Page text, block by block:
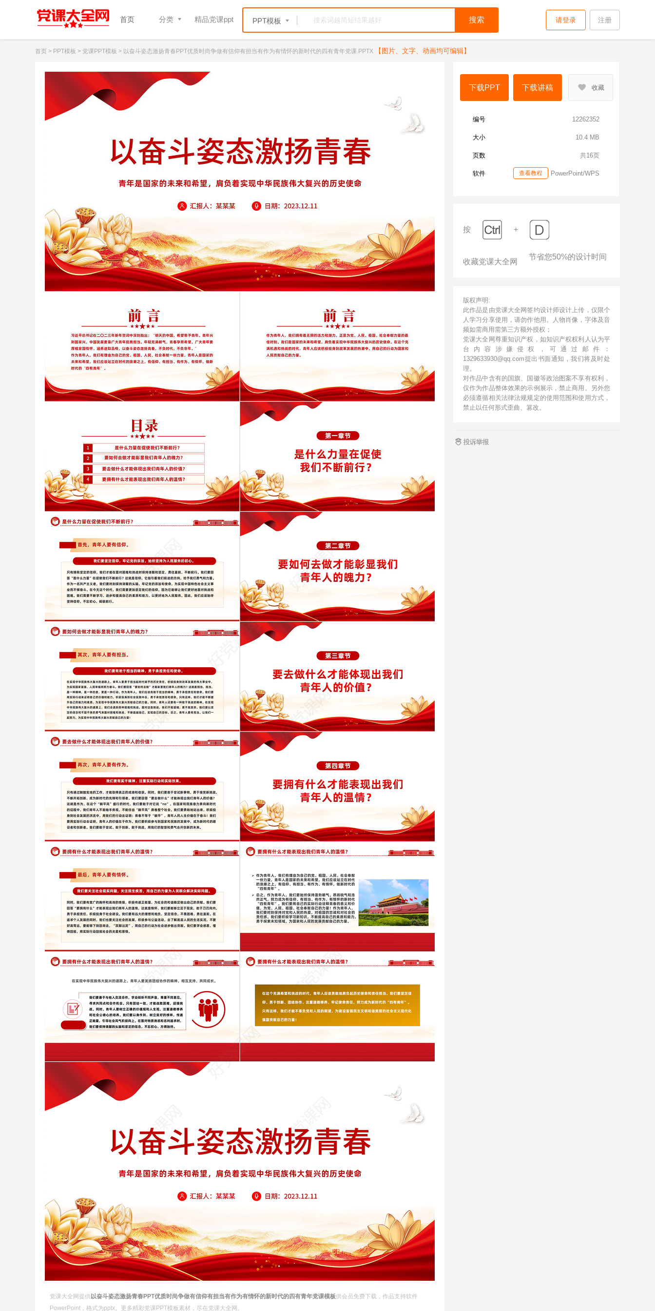
首页 分类 精品党课ppt PPT模板 搜索 注册
请登录
首页 > PPT模板 > 党课PPT模板 > 以奋斗姿态激扬青春PPT优质时尚争做有信仰有担当有作为有情怀的新时代的四有青年党课.PPTX 【图片、文字、动画均可编辑】
党课大全网提供 以奋斗姿态激扬青春PPT优质时尚争做有信仰有担当有作为有情怀的新时代的四有青年党课模板供会员免费下载，作品支持软件
PowerPoint，格式为pptx。更多精彩党课PPT模板素材，尽在党课大全网。
下载PPT 下载讲稿 收藏
编号 12262352
大小 10.4 MB
页数 共16页
软件 PowerPoint/WPS
查看教程
按 +
收藏党课大全网
节省您50%的设计时间
版权声明:
此作品是由党课大全网签约设计师设计上传，仅限个
人学习分享使用，请勿作他用。人物肖像，字体及音
频如需商用需第三方额外授权；
党课大全网尊重知识产权，如知识产权权利人认为平
台内容涉嫌侵权，可通过邮件：
1329633930@qq.com提出书面通知，我们将及时处
理。
对作品中含有的国旗、国徽等政治图案不享有权利，
仅作为作品整体效果的示例展示，禁止商用。另外您
必须遵循相关法律法规规定的使用范围和使用方式，
禁止以任何形式歪曲、篡改。